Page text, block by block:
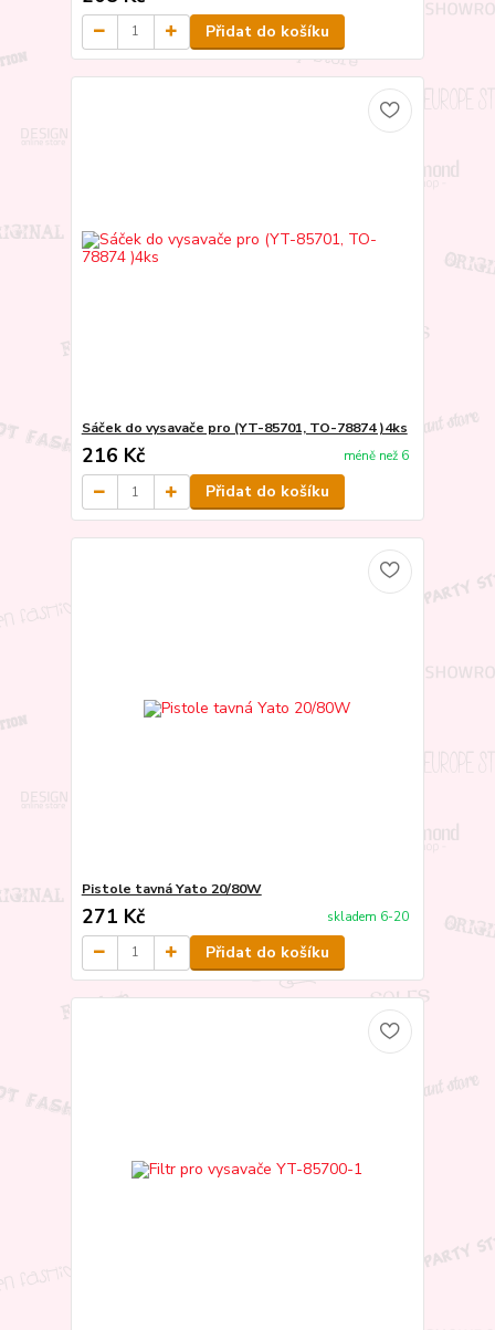
Přidat do košíku
Sáček do vysavače pro (YT-85701, TO-78874 )4ks
216 Kč méně než 6
Přidat do košíku
Pistole tavná Yato 20/80W
271 Kč skladem 6-20
Přidat do košíku